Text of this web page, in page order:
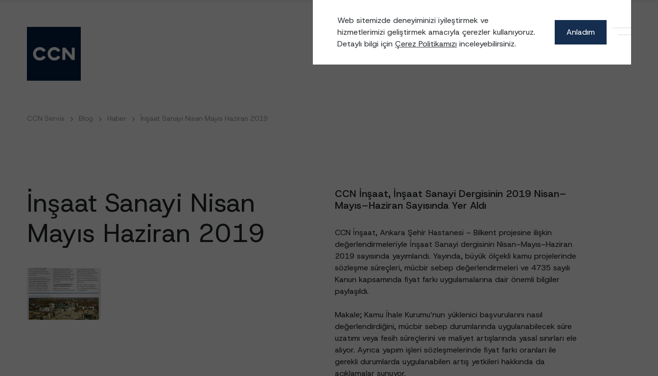
CCN Holding
Web sitemizde deneyiminizi iyileştirmek ve
hizmetlerimizi geliştirmek amacıyla çerezler kullanıyoruz.
Detaylı bilgi için Çerez Politikamızı inceleyebilirsiniz.
Anladım
CCN Servis Blog Haber İnşaat Sanayi Nisan Mayıs Haziran 2019
İnşaat Sanayi Nisan
Mayıs Haziran 2019
CCN İnşaat, İnşaat Sanayi Dergisinin 2019 Nisan–
Mayıs–Haziran Sayısında Yer Aldı
CCN İnşaat, Ankara Şehir Hastanesi – Bilkent projesine ilişkin
değerlendirmeleriyle İnşaat Sanayi dergisinin Nisan–Mayıs–Haziran
2019 sayısında yayımlandı. Yayında, büyük ölçekli kamu projelerinde
sözleşme süreçleri, mücbir sebep değerlendirmeleri ve 4735 sayılı
Kanun kapsamında fiyat farkı uygulamalarına dair önemli bilgiler
paylaşıldı.
Makale; Kamu İhale Kurumu’nun yüklenici başvurularını nasıl
değerlendirdiğini, mücbir sebep durumlarında uygulanabilecek süre
uzatımı veya fesih süreçlerini ve maliyet artışlarında yasal sınırları ele
alıyor. Ayrıca yapım işleri sözleşmelerinde fiyat farkı oranları ile
gerekli durumlarda uygulanabilen artış yetkileri hakkında da
açıklamalar sunuyor.